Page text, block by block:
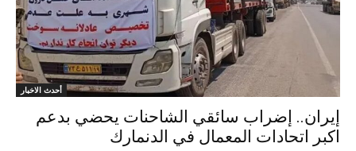
أحدث الاخبار
إيران.. إضراب سائقي الشاحنات یحضي بدعم
اکبر اتحادات المعمال في الدنمارك